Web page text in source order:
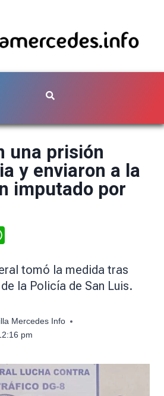
una prisión
y enviaron a la
imputado por
tomó la medida tras
la Policía de San Luis.
Mercedes Info
pm